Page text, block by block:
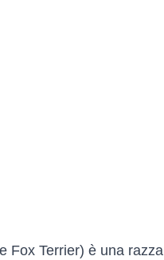
Fox Terrier) è una